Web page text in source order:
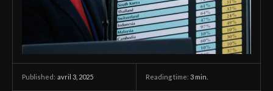
Published: avril 3, 2025 Reading time: 3 min.